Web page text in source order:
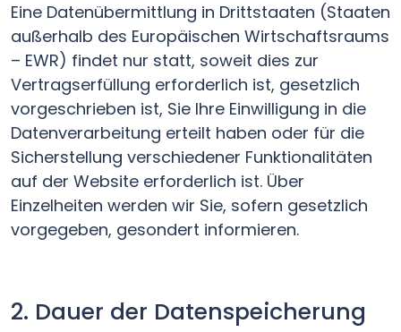
Eine Datenübermittlung in Drittstaaten (Staaten
außerhalb des Europäischen Wirtschaftsraums
– EWR) findet nur statt, soweit dies zur
Vertragserfüllung erforderlich ist, gesetzlich
vorgeschrieben ist, Sie Ihre Einwilligung in die
Datenverarbeitung erteilt haben oder für die
Sicherstellung verschiedener Funktionalitäten
auf der Website erforderlich ist. Über
Einzelheiten werden wir Sie, sofern gesetzlich
vorgegeben, gesondert informieren.
2. Dauer der Datenspeicherung